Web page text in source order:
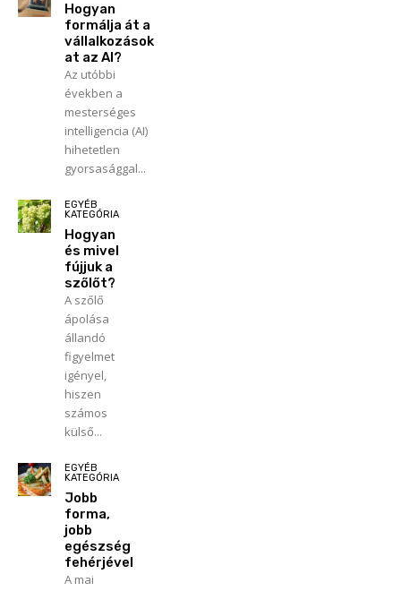
Hogyan
formálja át a
vállalkozások
at az AI?
Az utóbbi
években a
mesterséges
intelligencia (AI)
hihetetlen
gyorsasággal...
EGYÉB
KATEGÓRIA
Hogyan
és mivel
fújjuk a
szőlőt?
A szőlő
ápolása
állandó
figyelmet
igényel,
hiszen
számos
külső...
EGYÉB
KATEGÓRIA
Jobb
forma,
jobb
egészség
fehérjével
A mai